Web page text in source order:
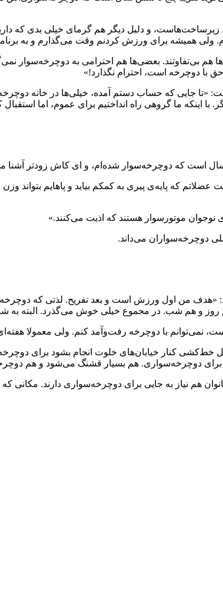
زیرساخت‌هاست، و دلیل دیگر هم گرمای خیلی بدی که
ولی همیشه برای ورزش کردنم وقت می‌گذارم و به
بی‌تفاوتند. بعضی‌ها هم احترامی به دوچرخه‌سوار
با دوچرخه است، احترام نگذارد!»
جایی که حساب دستم آمده، خیلی‌ها در خانه دوچرخه
با اینکه ما گروهی راه انداختیم برای عموم، اما
که پایه‌ی پیری به کمکم بیاید و پاهایم بتواند
دوچرخه‌سواران می‌داند.
توصیف می‌کند: «هدف من اول ورزش است و بعد تفریح. لذتی
روز و هم شب. در مجموع خیلی خوش می‌گذرد. البته به
با دوچرخه رفت‌وآمد کنم. ولی معمولا
خط‌کشی کنار خیابان‌های خلوت انجام بشود برای
برای دوچرخه‌سواری. هم بسیار قشنگ می‌شود و هم
هم نیاز به جایی برای دوچرخه‌سواری دارند. مکانی که